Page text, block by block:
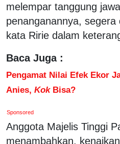
melempar tanggung
penanganannya,
kata Ririe dalam
Baca Juga :
Pengamat Nilai Efek Ekor
Anies, KokBisa?
Sponsored
Anggota Majelis Tinggi
menambahkan,